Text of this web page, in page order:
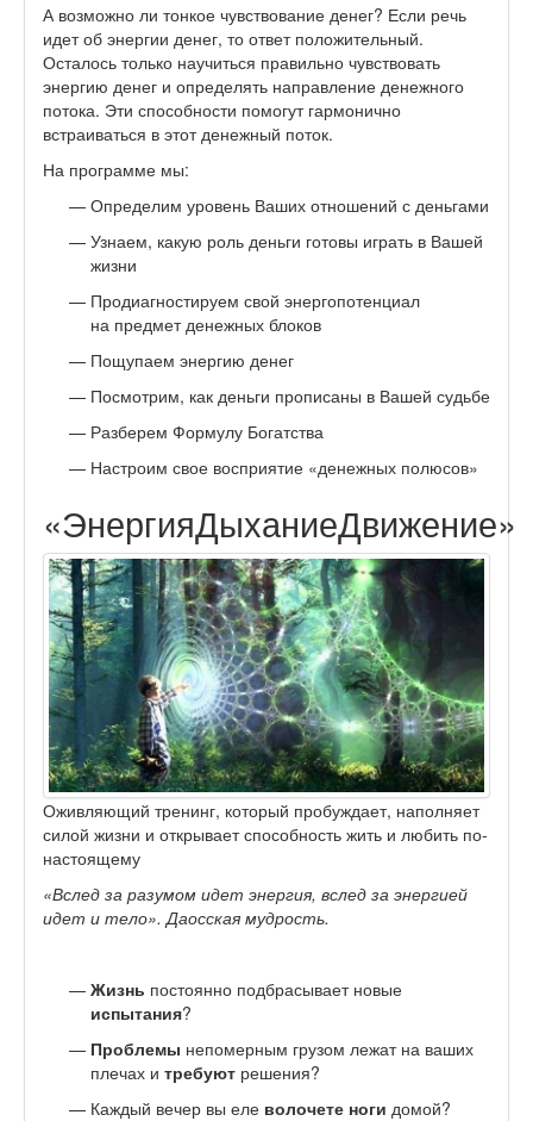
А возможно ли тонкое чувствование денег? Если речь
идет об энергии денег, то ответ положительный.
Осталось только научиться правильно чувствовать
энергию денег и определять направление денежного
потока. Эти способности помогут гармонично
встраиваться в этот денежный поток.
На программе мы:
Определим уровень Ваших отношений с деньгами
Узнаем, какую роль деньги готовы играть в Вашей
жизни
Продиагностируем свой энергопотенциал
на предмет денежных блоков
Пощупаем энергию денег
Посмотрим, как деньги прописаны в Вашей судьбе
Разберем Формулу Богатства
Настроим свое восприятие «денежных полюсов»
«ЭнергияДыханиеДвижение»
Оживляющий тренинг, который пробуждает, наполняет
силой жизни и открывает способность жить и любить по-
настоящему
«Вслед за разумом идет энергия, вслед за энергией
идет и тело». Даосская мудрость.
Жизнь постоянно подбрасывает новые
испытания?
Проблемы непомерным грузом лежат на ваших
плечах и требуют решения?
Каждый вечер вы еле волочете ноги домой?